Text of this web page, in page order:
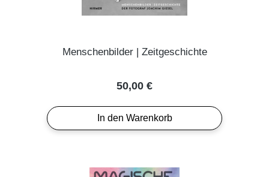
Menschenbilder | Zeitgeschichte
Regulärer Preis:
50,00 €
In den Warenkorb